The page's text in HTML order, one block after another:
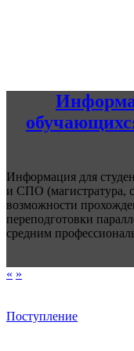
Информация для
и СПО (магистратура,
возможности
переподготовки
средним
« »
Поступление